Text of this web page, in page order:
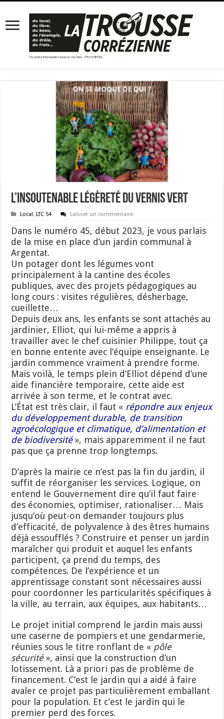
L’insoutenable légèreté du vernis vert
Local, LTC 54 Laisser un commentaire
Dans le numéro 45, début 2023, je vous parlais
de la mise en place d’un jardin communal à
Argentat.
Un potager dont les légumes vont
principalement à la cantine des écoles
publiques, avec des projets pédagogiques au
long cours : visites régulières, désherbage,
cueillette…
Depuis deux ans, les enfants se sont attachés au
jardinier, Elliot, qui lui-même a appris à
travailler avec le chef cuisinier Philippe, tout ça
en bonne entente avec l’équipe enseignante. Le
jardin commence vraiment à prendre forme.
Mais voilà, le temps plein d’Elliot dépend d’une
aide financière temporaire, cette aide est
arrivée à son terme, et le contrat avec.
L’État est très clair, il faut « répondre aux enjeux
du développement durable, de transition
agroécologique et climatique, d’alimentation et
de biodiversité », mais apparemment il ne faut
pas que ça prenne trop longtemps.
D’après la mairie ce n’est pas la fin du jardin, il
suffit de réorganiser les services. Logique, on
entend le Gouvernement dire qu’il faut faire
des économies, optimiser, rationaliser… Mais
jusqu’où peut-on demander toujours plus
d’efficacité, de polyvalence à des êtres humains
déjà essoufflés ? Construire et penser un jardin
maraîcher qui produit et auquel les enfants
participent, ça prend du temps, des
compétences. De l’expérience et un
apprentissage constant sont nécessaires aussi
pour coordonner les particularités spécifiques à
la ville, au terrain, aux équipes, aux habitants…
Le projet initial comprend le jardin mais aussi
une caserne de pompiers et une gendarmerie,
réunies sous le titre ronflant de « pôle
sécurité», ainsi que la construction d’un
lotissement. Là a priori pas de problème de
financement. C’est le jardin qui a aidé à faire
avaler ce projet pas particulièrement emballant
pour la population. Et c’est le jardin qui le
premier perd des forces.